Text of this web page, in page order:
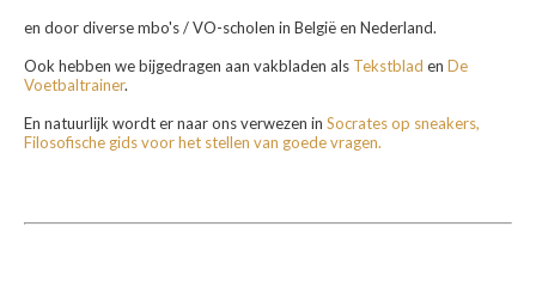
en door diverse mbo's / VO-scholen in België en Nederland.
Ook hebben we bijgedragen aan vakbladen als Tekstblad en De
Voetbaltrainer.
En natuurlijk wordt er naar ons verwezen in Socrates op sneakers,
Filosofische gids voor het stellen van goede vragen.